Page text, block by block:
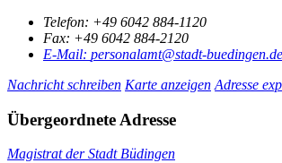
Telefon: +49 6042 884-1120
Fax: +49 6042 884-2120
E-Mail: personalamt@stadt-buedingen.de
Nachricht schreiben Karte anzeigen Adresse
Übergeordnete Adresse
Magistrat der Stadt Büdingen